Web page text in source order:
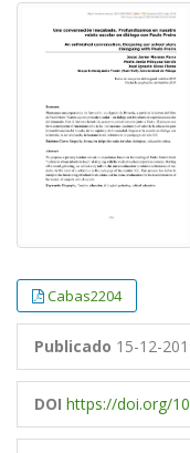
Cabas2204
Publicado 15-12-
DOI https://doi.org/